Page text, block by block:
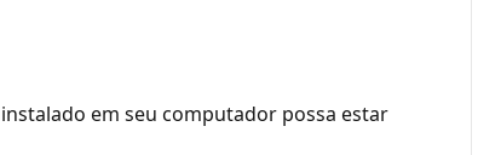
em seu computador possa estar